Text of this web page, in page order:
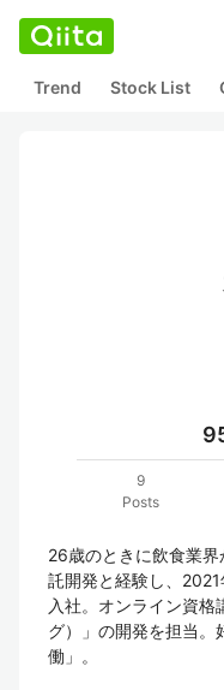
Trend Stock List
9
Posts
26歳のときに飲食業
託開発と経験し、
入社。オンライン資
グ）」の開発を担当。
働」。